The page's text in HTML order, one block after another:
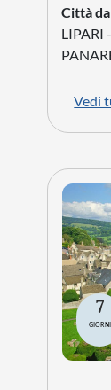
Città
LIPARI
Vedi
7
GIORNI